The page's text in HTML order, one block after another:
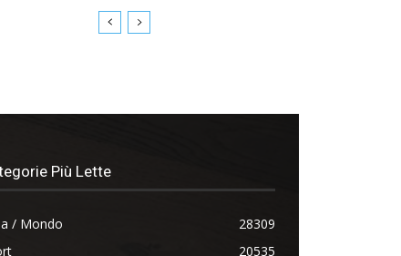
Più Lette
/ Mondo
28309
20535